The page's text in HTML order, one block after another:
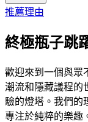
推薦理由
終極瓶子跳
歡迎來到一個與眾
潮流和隱藏議程的
驗的燈塔。我們的
專注於純粹的樂趣